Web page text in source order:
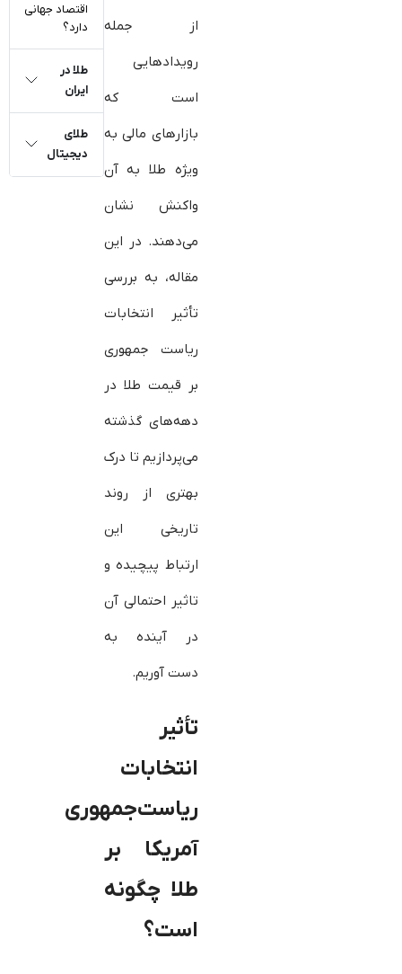
از جمله
رویدادهایی
است که
بازارهای مالی به
ویژه طلا به آن
واکنش نشان
می‌دهند. در این
مقاله، به بررسی
تأثیر انتخابات
ریاست جمهوری
بر قیمت طلا در
دهه‌های گذشته
می‌پردازیم تا درک
بهتری از روند
تاریخی این
ارتباط پیچیده و
تاثیر احتمالی آن
در آینده به
دست آوریم.
تأثیر
انتخابات
ریاست‌جمهوری
آمریکا بر
طلا چگونه
است؟
اقتصاد جهانی
دارد؟
طلا در
ایران
طلای
دیجیتال